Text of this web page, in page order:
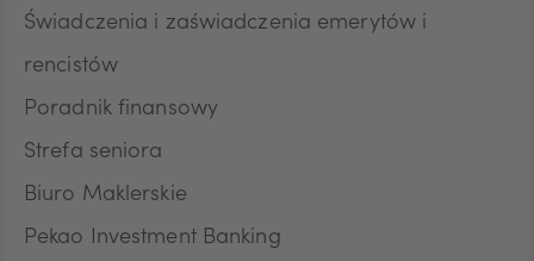
SEK
Świadczenia i zaświadczenia emerytów i
rencistów
Poradnik finansowy
Strefa seniora
Biuro Maklerskie
Pekao Investment Banking